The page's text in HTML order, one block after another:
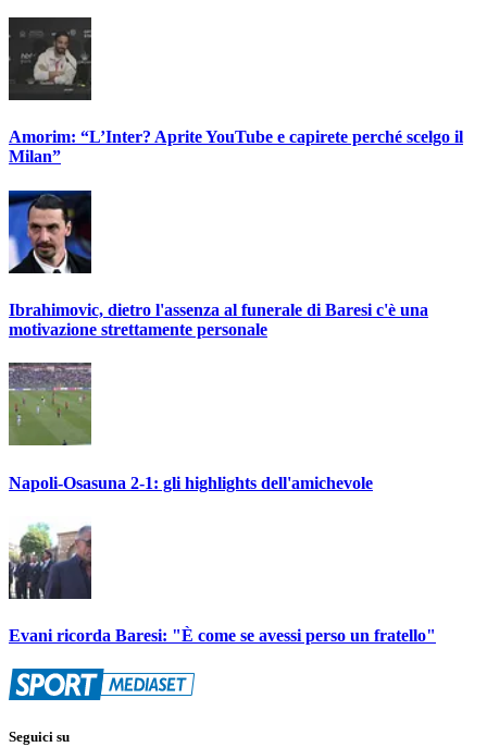
Amorim: “L’Inter? Aprite YouTube e capirete perché scelgo il
Milan”
Ibrahimovic, dietro l'assenza al funerale di Baresi c'è una
motivazione strettamente personale
Napoli-Osasuna 2-1: gli highlights dell'amichevole
Evani ricorda Baresi: "È come se avessi perso un fratello"
Seguici su